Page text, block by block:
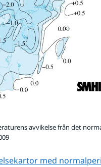
avvikelse från det
med